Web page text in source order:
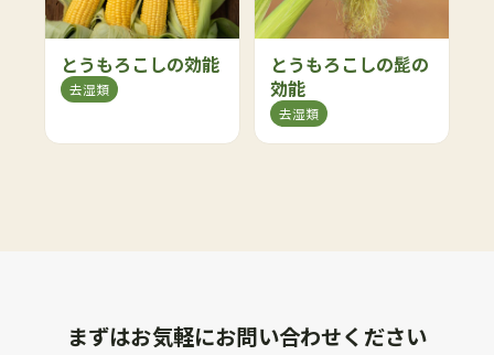
とうもろこしの効能
去湿類
とうもろこしの髭の
効能
去湿類
まずはお気軽にお問い合わせください